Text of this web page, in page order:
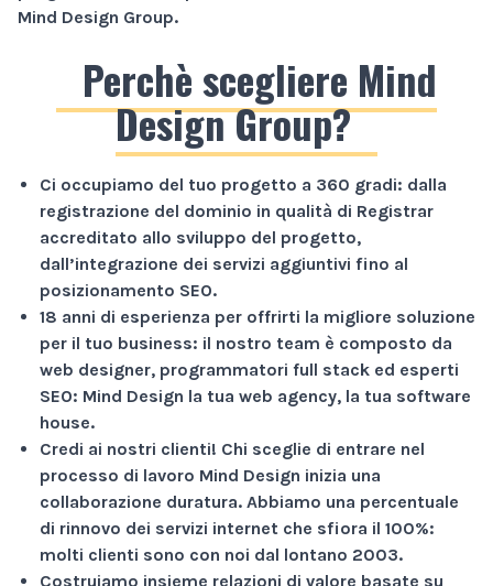
Mind Design Group.
Perchè scegliere Mind
Design Group?
Ci occupiamo del tuo progetto a 360 gradi: dalla
registrazione del dominio in qualità di Registrar
accreditato allo sviluppo del progetto,
dall’integrazione dei servizi aggiuntivi fino al
posizionamento SEO.
18 anni di esperienza per offrirti la migliore soluzione
per il tuo business: il nostro team è composto da
web designer, programmatori full stack ed esperti
SEO: Mind Design la tua web agency, la tua software
house.
Credi ai nostri clienti! Chi sceglie di entrare nel
processo di lavoro Mind Design inizia una
collaborazione duratura. Abbiamo una percentuale
di rinnovo dei servizi internet che sfiora il 100%:
molti clienti sono con noi dal lontano 2003.
Costruiamo insieme relazioni di valore basate su